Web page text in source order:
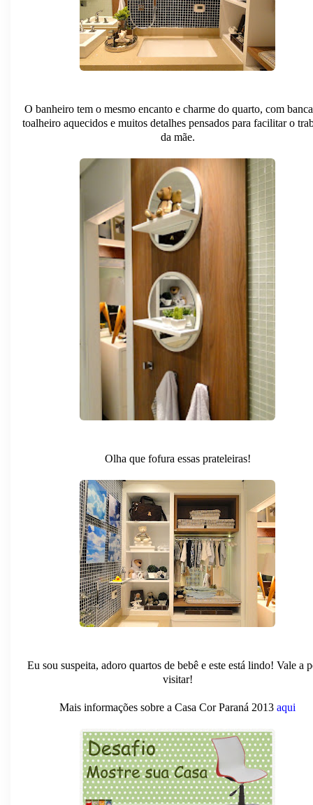
O banheiro tem o mesmo encanto e charme do quarto, com
toalheiro aquecidos e muitos detalhes pensados para facilitar o
da mãe.
Olha que fofura essas prateleiras!
Eu sou suspeita, adoro quartos de bebê e este está lindo! Vale a
visitar!
Mais informações sobre a Casa Cor Paraná 2013 aqui